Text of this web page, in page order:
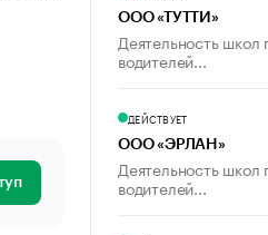
ООО «ТУТТИ»
Деятельность школ
водителей...
ДЕЙСТВУЕТ
ООО «ЭРЛАН»
Деятельность школ
водителей...